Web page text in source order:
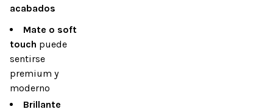
acabados
Mate o soft
touch puede
sentirse
premium y
moderno
Brillante